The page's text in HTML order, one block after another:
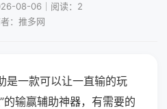
08-06｜阅读：2
：推多网
是一款可以让一直输的玩
的输赢辅助神器，有需要的